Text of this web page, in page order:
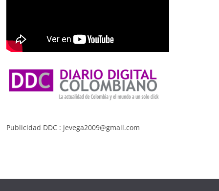
Publicidad DDC : jevega2009@gmail.com